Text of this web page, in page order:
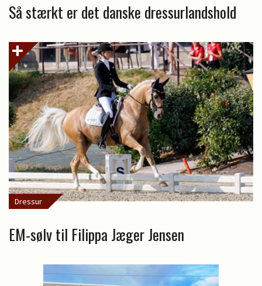
Så stærkt er det danske dressurlandshold
Dressur
EM-sølv til Filippa Jæger Jensen